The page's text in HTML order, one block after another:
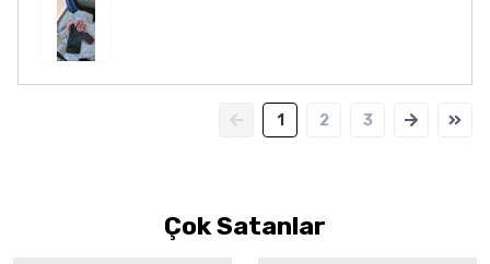
1 2 3
Çok Satanlar